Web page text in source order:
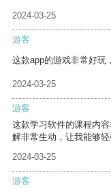
2024-03-25
游客
这款app的游戏非常好玩
2024-03-25
游客
这款学习软件的课程内
解非常生动，让我能够轻
2024-03-25
游客